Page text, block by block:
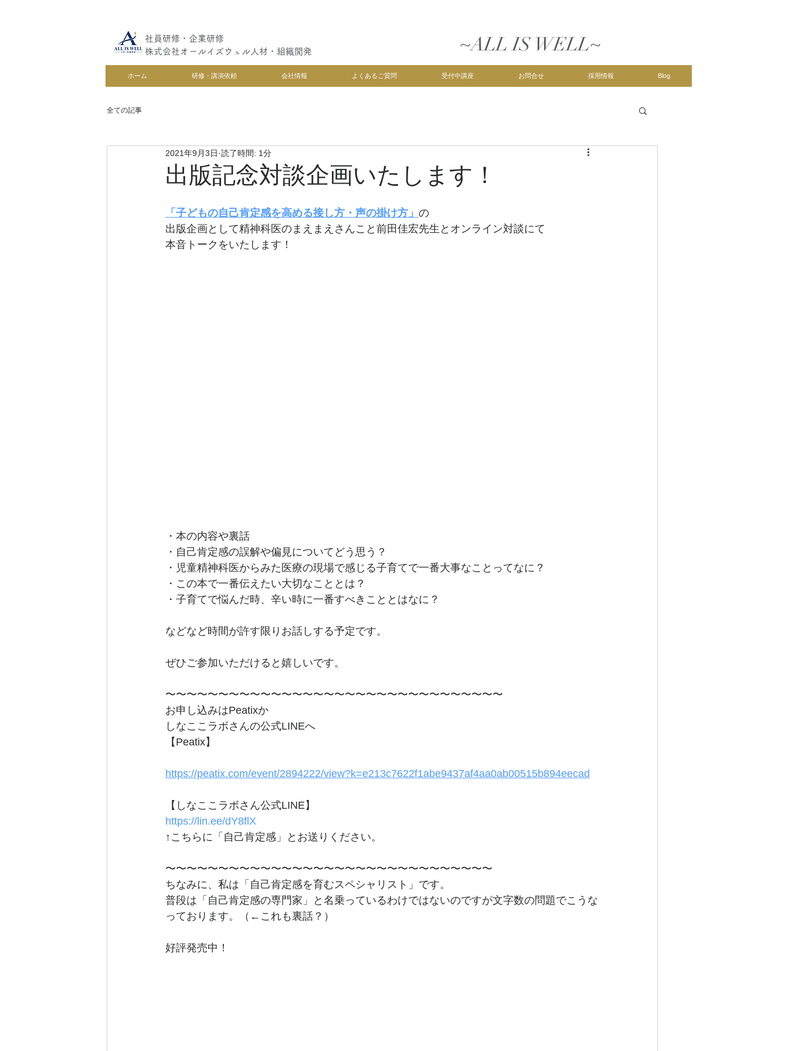
社員研修・企業研修
株式会社オールイズウェル人材・組織開発
~ALL IS WELL~
ホーム 研修・講演依頼 会社情報 よくあるご質問 受付中講座 お問合せ 採用情報 Blog
全ての記事
出版記念対談企画いたします！
2021年9月3日 読了時間: 1分
「子どもの自己肯定感を高める接し方・声の掛け方」 の
出版企画として精神科医のまえまえさんこと前田佳宏先生とオンライン対談にて
本音トークをいたします！
・本の内容や裏話
・自己肯定感の誤解や偏見についてどう思う？
・児童精神科医からみた医療の現場で感じる子育てで一番大事なことってなに？
・この本で一番伝えたい大切なこととは？
・子育てで悩んだ時、辛い時に一番すべきこととはなに？
などなど時間が許す限りお話しする予定です。
ぜひご参加いただけると嬉しいです。
〜〜〜〜〜〜〜〜〜〜〜〜〜〜〜〜〜〜〜〜〜〜〜〜〜〜〜〜〜〜〜〜
お申し込みはPeatixか
しなここラボさんの公式LINEへ
【Peatix】
https://peatix.com/event/2894222/view?k=e213c7622f1abe9437af4aa0ab00515b894eecad
【しなここラボさん公式LINE】
https://lin.ee/dY8flX
↑こちらに「自己肯定感」とお送りください。
〜〜〜〜〜〜〜〜〜〜〜〜〜〜〜〜〜〜〜〜〜〜〜〜〜〜〜〜〜〜〜
ちなみに、私は「自己肯定感を育むスペシャリスト」です。
普段は「自己肯定感の専門家」と名乗っているわけではないのですが文字数の問題でこうな
っております。（←これも裏話？）
好評発売中！